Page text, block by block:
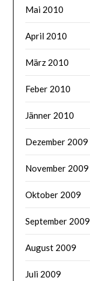
Mai 2010
April 2010
März 2010
Feber 2010
Jänner 2010
Dezember 2009
November 2009
Oktober 2009
September 2009
August 2009
Juli 2009